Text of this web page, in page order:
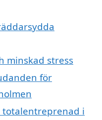
minskad stress
för
totalentreprenad i